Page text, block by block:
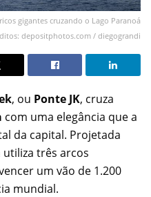
gigantes cruzando o Lago Paranoá
depositphotos.com / diegograndi
, ou Ponte JK, cruza
com uma elegância que a
da capital. Projetada
utiliza três arcos
um vão de 1.200
mundial.